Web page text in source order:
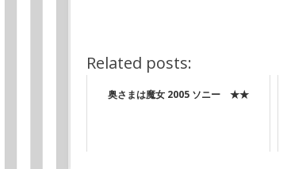
Related posts:
奥さまは魔女 2005 ソニー ★★